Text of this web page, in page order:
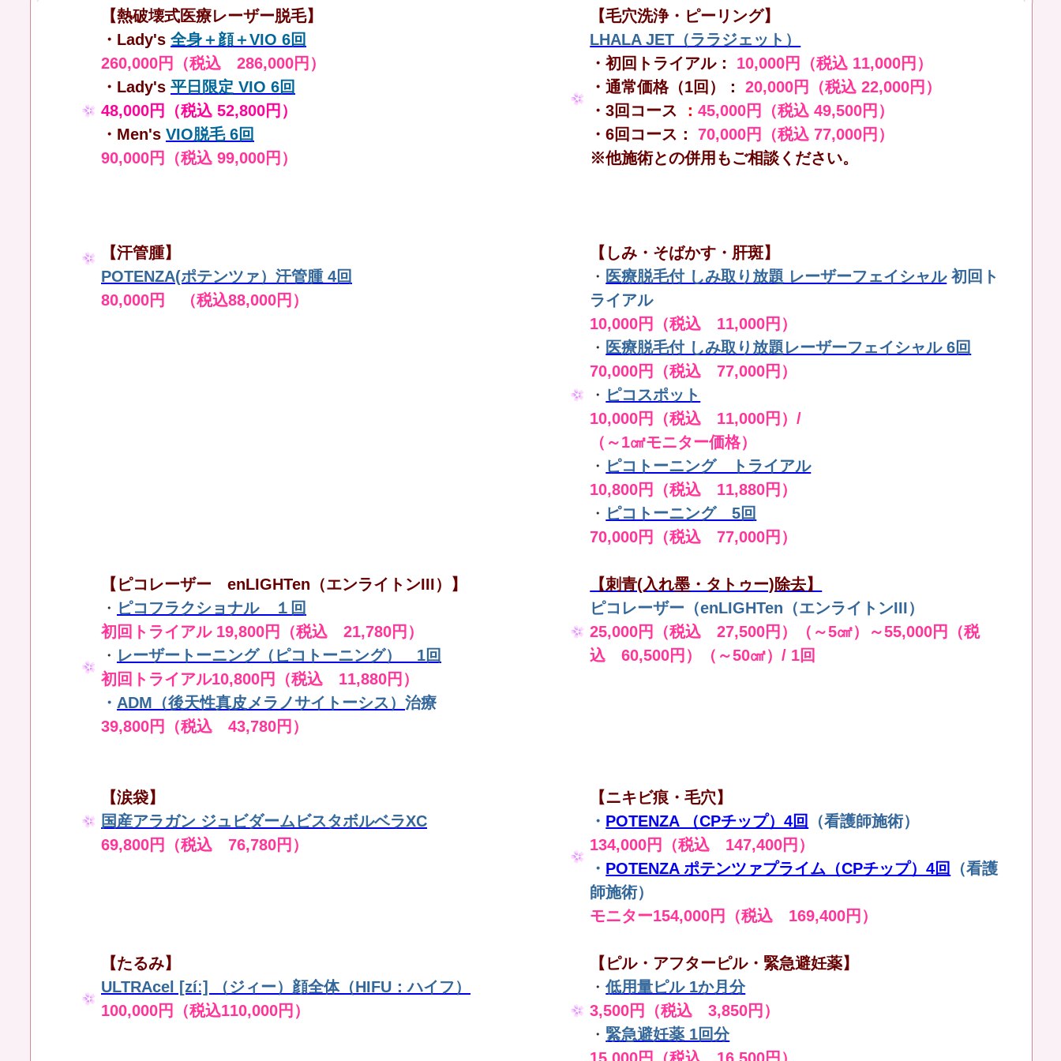
【熱破壊式医療レーザー脱毛】
・Lady's 全身＋顔＋VIO 6回
260,000円（税込 286,000円）
・Lady's 平日限定 VIO 6回
48,000円（税込 52,800円）
・Men's VIO脱毛 6回
90,000円（税込 99,000円）
【毛穴洗浄・ピーリング】
LHALA JET（ララジェット）
・初回トライアル： 10,000円（税込 11,000円）
・通常価格（1回）：
20,000円（税込 22,000円）
・3回コース ：45,000円（税込 49,500円）
・6回コース：
70,000円（税込 77,000円）
※他施術との併用もご相談ください。
【汗管腫】
POTENZA(ポテンツァ）汗管腫 4回
80,000円 （税込88,000円）
【しみ・そばかす・肝斑】
・ 医療脱毛付 しみ取り放題 レーザーフェイシャル 初回ト
ライアル
10,000円（税込 11,000円）
・ 医療脱毛付 しみ取り放題レーザーフェイシャル 6回
70,000円（税込 77,000円）
・ ピコスポット
10,000円（税込 11,000円）/
（～1㎠モニター価格）
・ ピコトーニング トライアル
10,800円（税込 11,880円）
・ ピコトーニング 5回
70,000円（税込 77,000円）
【ピコレーザー enLIGHTen（エンライトンIII）】
・ ピコフラクショナル １回
初回トライアル 19,800円（税込 21,780円）
・ レーザートーニング（ピコトーニング） 1回
初回トライアル10,800円（税込 11,880円）
・ ADM（後天性真皮メラノサイトーシス） 治療
39,800円（税込 43,780円）
【刺青(入れ墨・タトゥー)除去】
ピコレーザー（enLIGHTen（エンライトンIII）
25,000円（税込 27,500円）（～5㎠）～55,000円（税
込 60,500円）（～50㎠）/ 1回
【涙袋】
国産アラガン ジュビダームビスタボルベラXC
69,800円（税込 76,780円）
【ニキビ痕・毛穴】
・ POTENZA （CPチップ）4回
（看護師施術）
134,000円（税込 147,400円）
・ POTENZA ポテンツァプライム（CPチップ）4回
（看護
師施術）
モニター154,000円（税込 169,400円）
【たるみ】
ULTRAcel [zíː] （ジィー）顔全体（HIFU：ハイフ）
100,000円（税込110,000円）
【ピル・アフターピル・緊急避妊薬】
・低用量ピル 1か月分
3,500円（税込 3,850円）
・ 緊急避妊薬 1回分